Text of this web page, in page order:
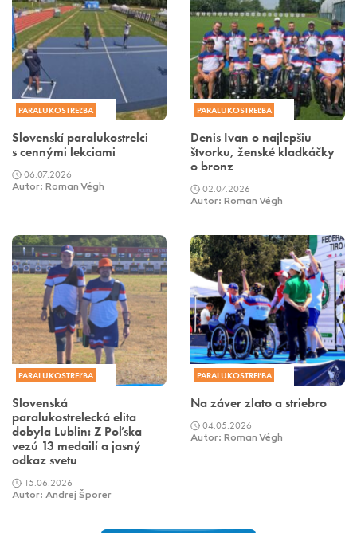
PARALUKOSTREĽBA
Slovenskí paralukostrelci
s cennými lekciami
06.07.2026
Autor: Roman Végh
PARALUKOSTREĽBA
Denis Ivan o najlepšiu
štvorku, ženské kladkáčky
o bronz
02.07.2026
Autor: Roman Végh
PARALUKOSTREĽBA
Slovenská
paralukostrelecká elita
dobyla Lublin: Z Poľska
vezú 13 medailí a jasný
odkaz svetu
15.06.2026
Autor: Andrej Šporer
PARALUKOSTREĽBA
Na záver zlato a striebro
04.05.2026
Autor: Roman Végh